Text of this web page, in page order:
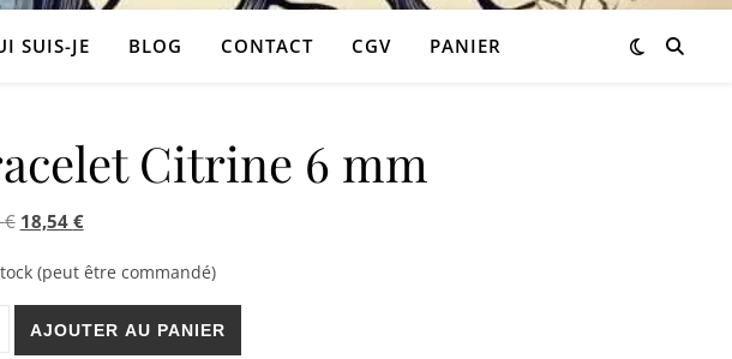
SUIS-JE BLOG CONTACT CGV PANIER
Citrine 6 mm
€ Le prix initial était : 30,90 €.
18,54 €Le prix actuel est : 18,54 €.
(peut être commandé)
de Bracelet Citrine 6 mm
AJOUTER AU PANIER